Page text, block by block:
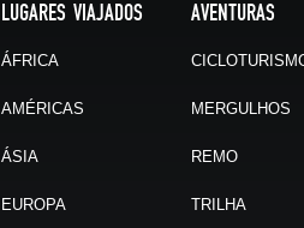
LUGARES VIAJADOS
ÁFRICA
AMÉRICAS
ÁSIA
EUROPA
AVENTURAS
MERGULHOS
REMO
TRILHA